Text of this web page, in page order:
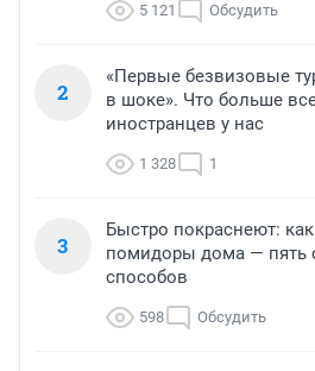
5 121 Обсудить
2
«Первые безвизовые
в шоке». Что больше
иностранцев у нас
1 328 1
3
Быстро покраснеют:
помидоры дома — пять
способов
598 Обсудить